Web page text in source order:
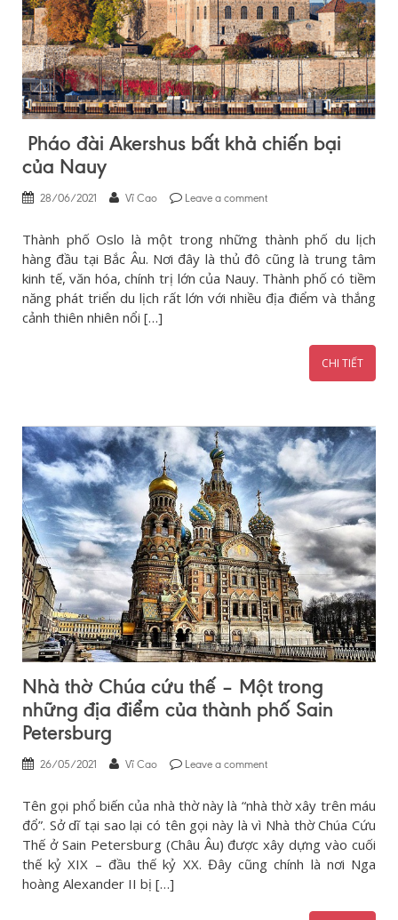
Pháo đài Akershus bất khả chiến bại
của Nauy
28/06/2021 Vĩ Cao Leave a comment
Thành phố Oslo là một trong những thành phố du lịch
hàng đầu tại Bắc Âu. Nơi đây là thủ đô cũng là trung tâm
kinh tế, văn hóa, chính trị lớn của Nauy. Thành phố có tiềm
năng phát triển du lịch rất lớn với nhiều địa điểm và thắng
cảnh thiên nhiên nổi […]
CHI TIẾT
Nhà thờ Chúa cứu thế – Một trong
những địa điểm của thành phố Sain
Petersburg
26/05/2021 Vĩ Cao Leave a comment
Tên gọi phổ biến của nhà thờ này là “nhà thờ xây trên máu
đổ”. Sở dĩ tại sao lại có tên gọi này là vì Nhà thờ Chúa Cứu
Thế ở Sain Petersburg (Châu Âu) được xây dựng vào cuối
thế kỷ XIX – đầu thế kỷ XX. Đây cũng chính là nơi Nga
hoàng Alexander II bị […]